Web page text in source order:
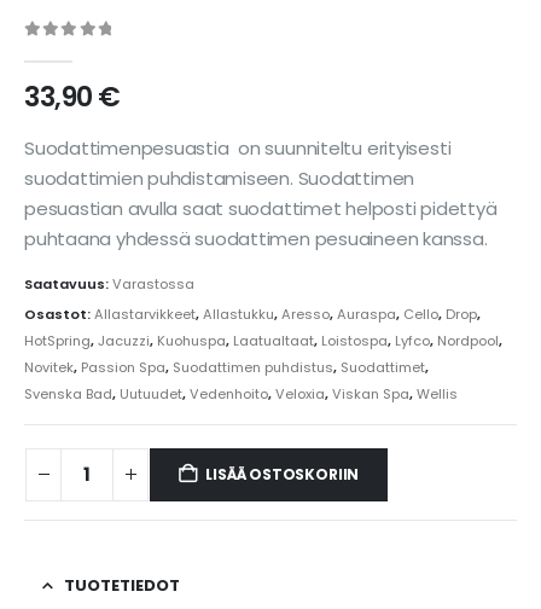
33,90€
Suodattimenpesuastia on suunniteltu erityisesti
suodattimien puhdistamiseen. Suodattimen
pesuastian avulla saat suodattimet helposti pidettyä
puhtaana yhdessä suodattimen pesuaineen kanssa.
Saatavuus:Varastossa
Osastot:Allastarvikkeet,Allastukku,Aresso,Auraspa, Cello, Drop,
HotSpring,Jacuzzi, Kuohuspa, Laatualtaat, Loistospa, Lyfco, Nordpool,
Novitek, Passion Spa, Suodattimen puhdistus, Suodattimet,
Svenska Bad, Uutuudet,Vedenhoito,Veloxia,Viskan Spa,Wellis
LISÄÄ OSTOSKORIIN
TUOTETIEDOT